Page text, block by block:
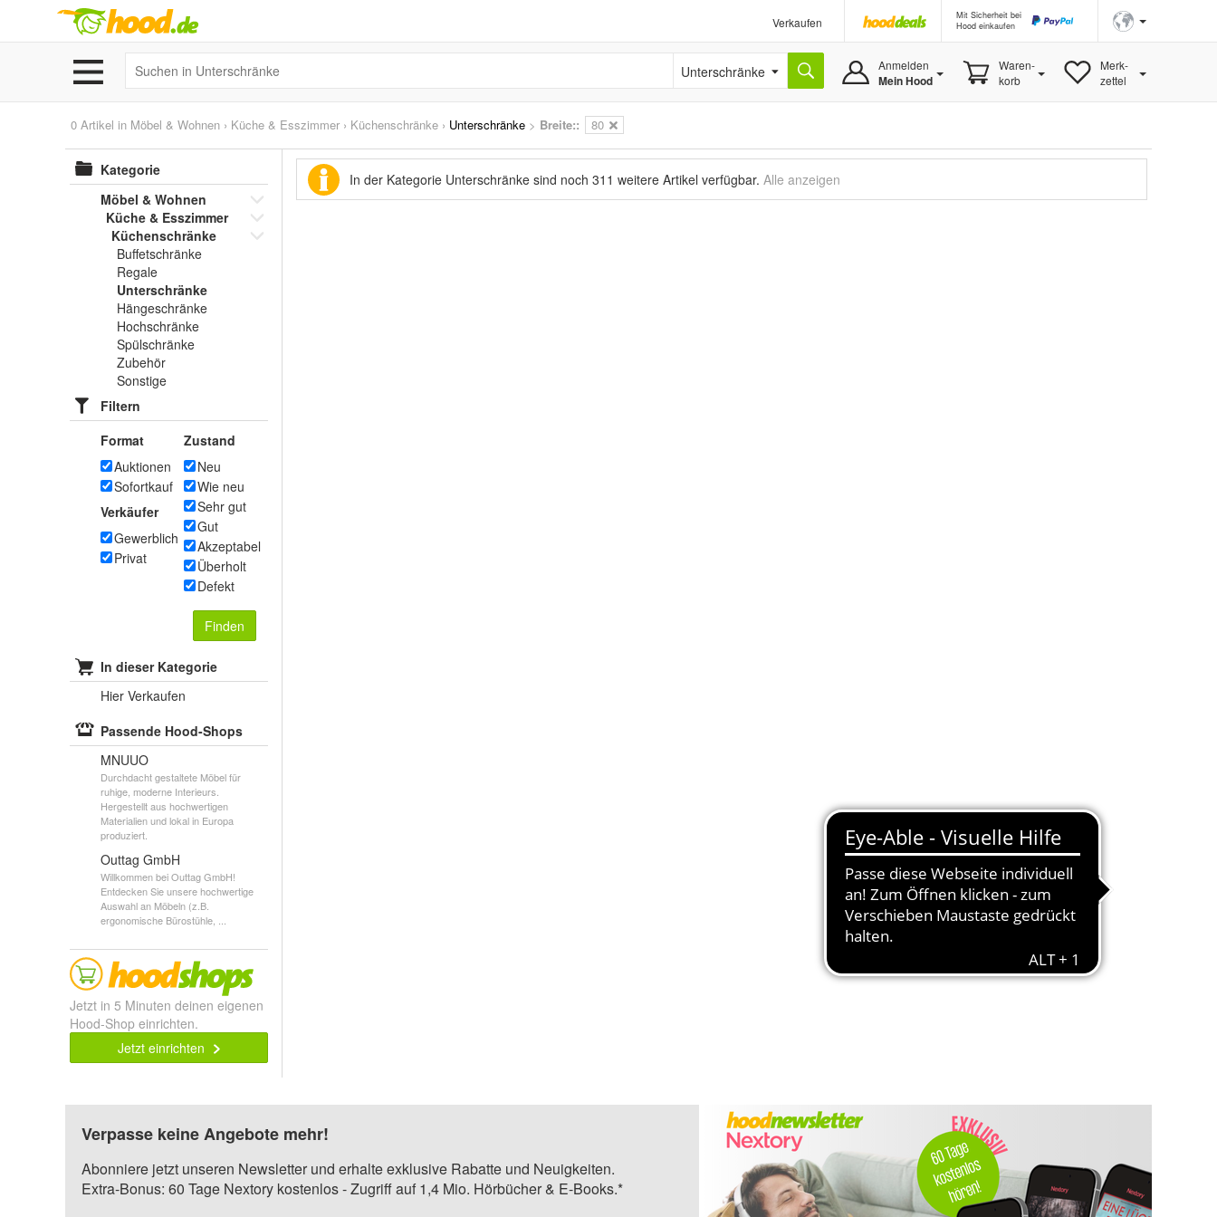
Verkaufen
Mit Sicherheit bei
Hood einkaufen
Unterschränke Anmelden
Mein Hood
Waren-
korb
Merk-
zettel
0 Artikel in Möbel & Wohnen › Küche & Esszimmer › Küchenschränke › Unterschränke > Breite:: 80
Kategorie
Möbel & Wohnen
Küche & Esszimmer
Küchenschränke
Buffetschränke
Regale
Unterschränke
Hängeschränke
Hochschränke
Spülschränke
Zubehör
Sonstige
Filtern
Format
Auktionen
Sofortkauf
Verkäufer
Gewerblich
Privat
Zustand
Neu
Wie neu
Sehr gut
Gut
Akzeptabel
Überholt
Defekt
Finden
In dieser Kategorie
Hier Verkaufen
Passende Hood-Shops
MNUUO
Durchdacht gestaltete Möbel für
ruhige, moderne Interieurs.
Hergestellt aus hochwertigen
Materialien und lokal in Europa
produziert.
Outtag GmbH
Willkommen bei Outtag GmbH!
Entdecken Sie unsere hochwertige
Auswahl an Möbeln (z.B.
ergonomische Bürostühle, ...
Jetzt in 5 Minuten deinen eigenen
Hood-Shop einrichten.
Jetzt einrichten
In der Kategorie Unterschränke sind noch 311 weitere Artikel verfügbar. Alle anzeigen
Verpasse keine Angebote mehr!
Abonniere jetzt unseren Newsletter und erhalte exklusive Rabatte und Neuigkeiten.
Extra-Bonus: 60 Tage Nextory kostenlos - Zugriff auf 1,4 Mio. Hörbücher & E-Books.*